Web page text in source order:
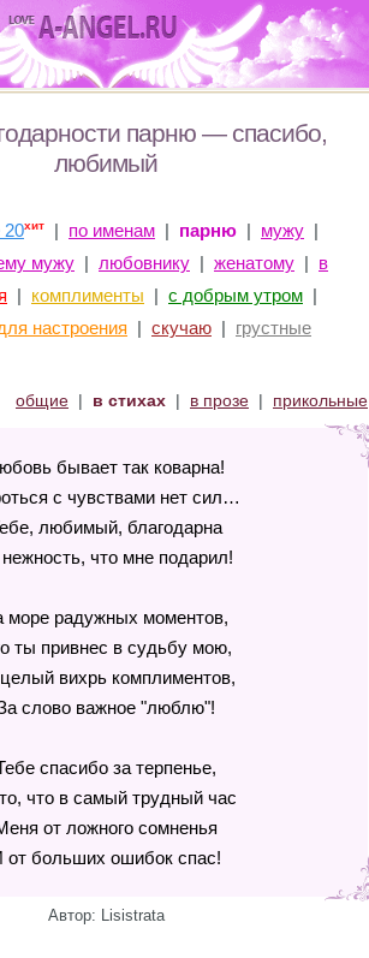
парню — спасибо,
любимый
20хит | по именам | парню | мужу |
мужу | любовнику | женатому | в
| комплименты | с добрым утром |
настроения | скучаю | грустные
общие | в стихах | в прозе | прикольные
бывает так коварна!
с чувствами нет сил…
любимый, благодарна
что мне подарил!
море радужных моментов,
ты привнес в судьбу мою,
вихрь комплиментов,
слово важное "люблю"!
спасибо за терпенье,
что в самый трудный час
от ложного сомненья
от больших ошибок спас!
Автор: Lisistrata